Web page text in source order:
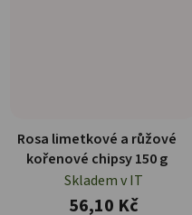
Rosa limetkové a růžové
kořenové chipsy 150 g
Skladem v IT
56,10 Kč